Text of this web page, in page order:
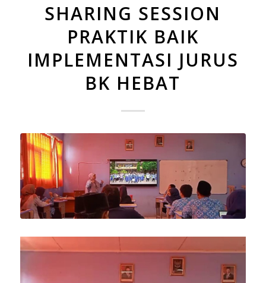
SHARING SESSION
PRAKTIK BAIK
IMPLEMENTASI JURUS
BK HEBAT